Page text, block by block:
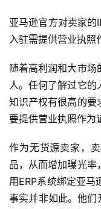
亚马逊官方对卖家的
入驻需提供营业执照
随着高利润和大市场
人。任何了解过它
知识产权有很高的要
要提供营业执照作为
作为无货源卖家，
品，从而增加曝光率
用ERP系统绑定亚马
事实并非如此。他们